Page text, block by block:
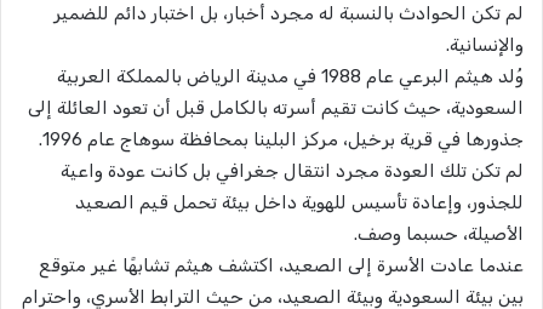
لم تكن الحوادث بالنسبة له مجرد أخبار، بل اختبار دائم للضمير
والإنسانية.
وُلد هيثم البرعي عام 1988 في مدينة الرياض بالمملكة العربية
السعودية، حيث كانت تقيم أسرته بالكامل قبل أن تعود العائلة إلى
جذورها في قرية برخيل، مركز البلينا بمحافظة سوهاج عام 1996.
لم تكن تلك العودة مجرد انتقال جغرافي بل كانت عودة واعية
للجذور، وإعادة تأسيس للهوية داخل بيئة تحمل قيم الصعيد
الأصيلة، حسبما وصف.
عندما عادت الأسرة إلى الصعيد، اكتشف هيثم تشابهًا غير متوقع
بين بيئة السعودية وبيئة الصعيد، من حيث الترابط الأسري، واحترام